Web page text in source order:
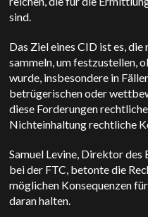
sind.
Das Ziel eines CID ist es,
sammeln, um festzustellen,
wurde, insbesondere in
betrügerischen oder
diese Forderungen
Nichteinhaltung rechtliche
Samuel Levine, Direktor
bei der FTC, betonte die
möglichen Konsequenzen
daran halten.